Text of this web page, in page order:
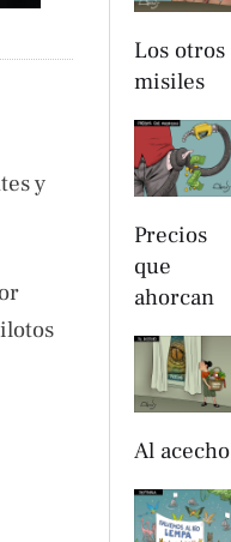
y
Los otros
misiles
Precios
que
ahorcan
Al acecho